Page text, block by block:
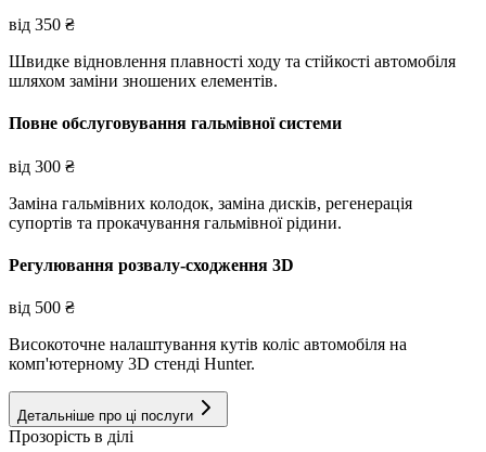
від 350 ₴
Швидке відновлення плавності ходу та стійкості автомобіля
шляхом заміни зношених елементів.
Повне обслуговування гальмівної системи
від 300 ₴
Заміна гальмівних колодок, заміна дисків, регенерація
супортів та прокачування гальмівної рідини.
Регулювання розвалу-сходження 3D
від 500 ₴
Високоточне налаштування кутів коліс автомобіля на
комп'ютерному 3D стенді Hunter.
Детальніше про ці послуги
Прозорість в ділі